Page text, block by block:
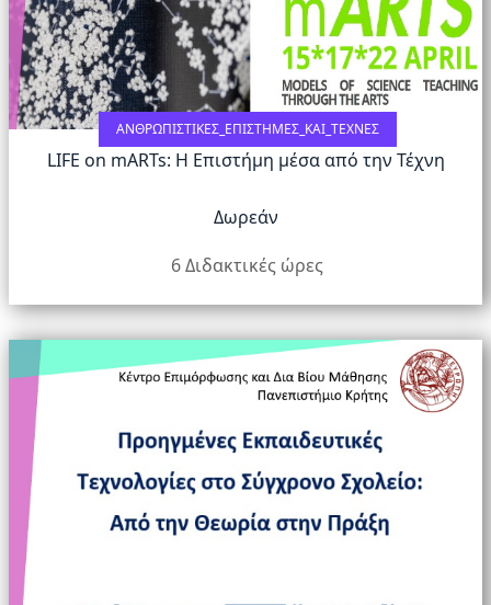
ΑΝΘΡΩΠΙΣΤΙΚΈΣ_ΕΠΙΣΤΉΜΕΣ_ΚΑΙ_ΤΈΧΝΕΣ
LIFE on mARTs: Η Επιστήμη μέσα από την Τέχνη
Δωρεάν
6 Διδακτικές ώρες